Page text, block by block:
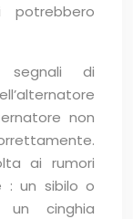
potrebbero
segnali di
non
ai rumori
: un sibilo o
un cinghia